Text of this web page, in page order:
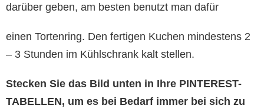
darüber geben, am besten benutzt man dafür
einen Tortenring. Den fertigen Kuchen mindestens 2
– 3 Stunden im Kühlschrank kalt stellen.
Stecken Sie das Bild unten in Ihre PINTEREST-
TABELLEN, um es bei Bedarf immer bei sich zu